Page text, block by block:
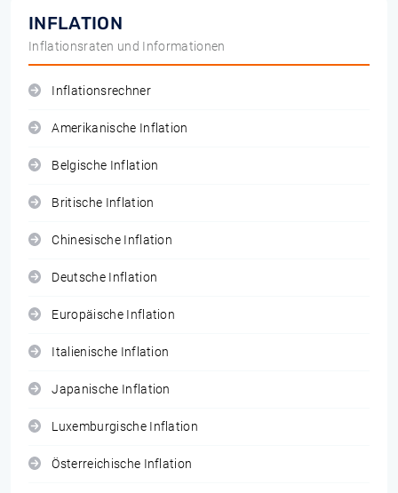
INFLATION
Inflationsraten und Informationen
Inflationsrechner
Amerikanische Inflation
Belgische Inflation
Britische Inflation
Chinesische Inflation
Deutsche Inflation
Europäische Inflation
Italienische Inflation
Japanische Inflation
Luxemburgische Inflation
Österreichische Inflation